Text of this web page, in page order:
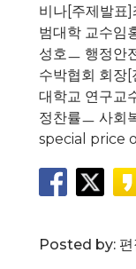
비나[주제발표
범대학 교수임
성호ㅡ 행정안
수박협회 회장
대학교 연구교
정찬률ㅡ 사회
special price
Posted by: